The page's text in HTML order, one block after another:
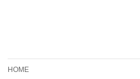
HOME